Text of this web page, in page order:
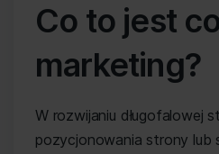
Co to jest
marketing?
W rozwijaniu długofalowej
pozycjonowania strony lub